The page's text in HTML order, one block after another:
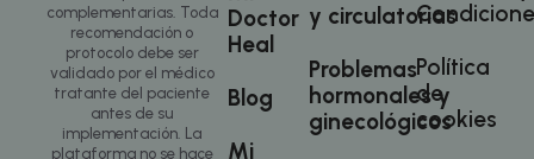
complementarias. Toda
recomendación o
protocolo debe ser
validado por el médico
tratante del paciente
antes de su
implementación. La
plataforma no se hace
Doctor
Heal
Blog
Mi
y circulatorias
Problemas
hormonales y
ginecológicos
Política
de
cookies
Las cookies estrictamente necesarias permiten la
funcionalidad principal del sitio web, como el inicio
de sesión de usuario y la gestión de cuentas. El sitio
web no se puede utilizar correctamente sin las
cookies estrictamente necesarias.
Nombre Proveedor/Dominio Vencimiento